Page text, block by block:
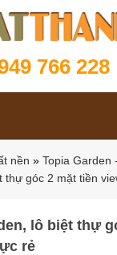
766 228
nền » Topia Garden
thự góc 2 mặt tiền
lô biệt thự
rẻ